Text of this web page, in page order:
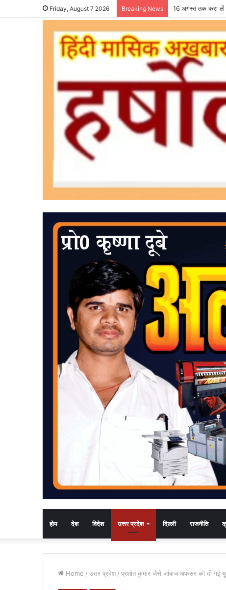
Friday, August 7 2026 Breaking News 16 अगस्त तक करा लें
होम देश विदेश उत्तर प्रदेश दिल्ली राजनीति
Home / उत्तर प्रदेश / प्रशांत कुमार जैसे जांबाज अफसर को दी गई